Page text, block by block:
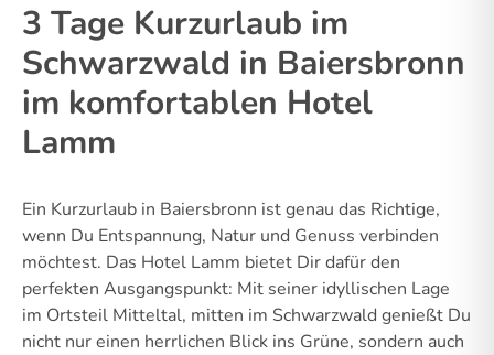
3 Tage Kurzurlaub im
Schwarzwald in Baiersbronn
im komfortablen Hotel
Lamm
Ein Kurzurlaub in Baiersbronn ist genau das Richtige,
wenn Du Entspannung, Natur und Genuss verbinden
möchtest. Das Hotel Lamm bietet Dir dafür den
perfekten Ausgangspunkt: Mit seiner idyllischen Lage
im Ortsteil Mitteltal, mitten im Schwarzwald genießt Du
nicht nur einen herrlichen Blick ins Grüne, sondern auch